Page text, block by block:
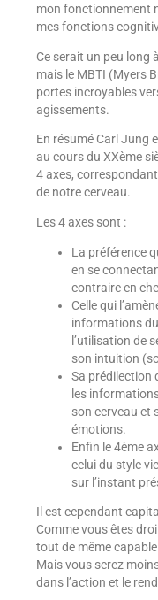
mon fonctionnement
mes fonctions
Ce serait un peu long
mais le MBTI (Myers
portes incroyables
agissements.
En résumé Carl Jung
au cours du XXème
4 axes,
de notre cerveau.
Les 4 axes sont :
La préférence
en se
contraire en
Celle qui
informations
l’utilisation de
son intuition
Sa prédilection
les
son cerveau et
émotions.
Enfin le 4ème
celui du style
sur l’instant
Il est cependant
Comme vous êtes
tout de même
Mais vous serez
dans l’action et le